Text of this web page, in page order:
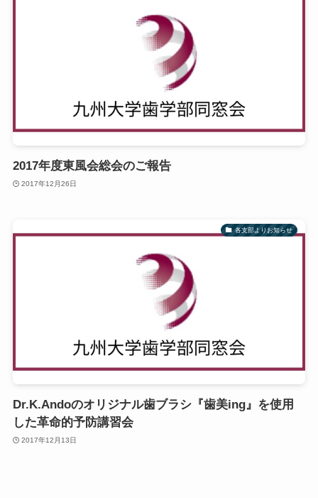
2017年度東風会総会のご報告
2017年12月26日
各支部よりお知らせ
Dr.K.Andoのオリジナル歯ブラシ『歯美ing』を使用
した革命的予防講習会
2017年12月13日